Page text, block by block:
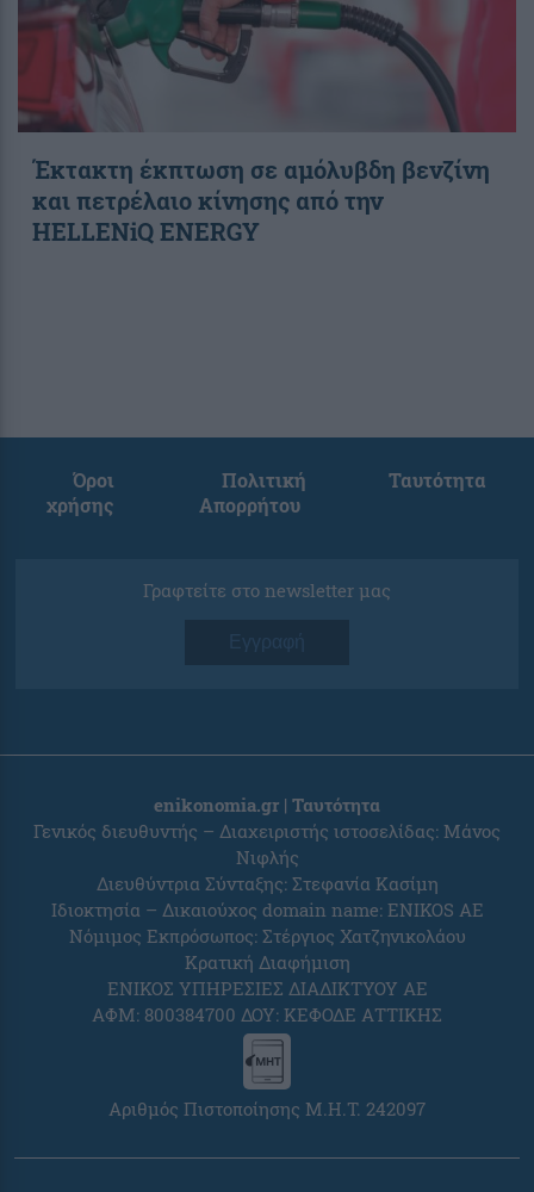
Έκτακτη έκπτωση σε αμόλυβδη βενζίνη
και πετρέλαιο κίνησης από την
HELLENiQ ENERGY
Όροι
χρήσης
Πολιτική
Απορρήτου
Ταυτότητα
Γραφτείτε στο newsletter μας
Εγγραφή
enikonomia.gr | Ταυτότητα
Γενικός διευθυντής – Διαχειριστής ιστοσελίδας: Μάνος
Νιφλής
Διευθύντρια Σύνταξης: Στεφανία Κασίμη
Ιδιοκτησία – Δικαιούχος domain name: ENIKOS AE
Νόμιμος Εκπρόσωπος: Στέργιος Χατζηνικολάου
Κρατική Διαφήμιση
ΕΝΙΚΟΣ ΥΠΗΡΕΣΙΕΣ ΔΙΑΔΙΚΤΥΟΥ ΑΕ
ΑΦΜ: 800384700 ΔΟΥ: ΚΕΦΟΔΕ ΑΤΤΙΚΗΣ
Αριθμός Πιστοποίησης Μ.Η.Τ. 242097